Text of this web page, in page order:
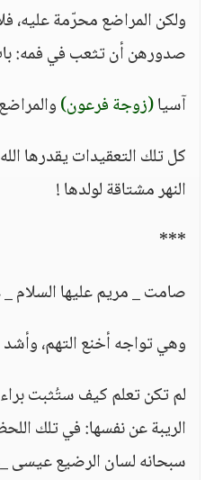
ولكن المراضع محرّمة عليه،
صدورهن أن تثعب في فمه:
آسيا(زوجة فرعون)
كل تلك التعقيدات يقدرها
النهر مشتاقة لولدها !
***
صامت _ مريم عليها السلام _
وهي تواجه أخنع التهم، وأشد
لم تكن تعلم كيف ستُثبت
الريبة عن نفسها: في تلك
سبحانه لسان الرضيع عيسى